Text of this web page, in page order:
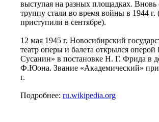
выступая на разных площадках. Вновь
труппу стали во время войны в 1944 г.
приступили в сентябре).
12 мая 1945 г. Новосибирский
театр оперы и балета открылся
Сусанин» в постановке Н. Г. Фрида в
Ф.Юона. Звание «Академический»
г.
Подробнее: ru.wikipedia.org